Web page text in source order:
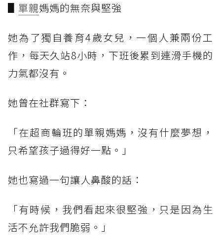
▋ 單親媽媽的無奈與堅強
她為了獨自養育4歲女兒，一個人兼兩份工
作，每天久站8小時，下班後累到連滑手機的
力氣都沒有。
她曾在社群寫下：
「在超商輪班的單親媽媽，沒有什麼夢想，
只希望孩子過得好一點。」
她也寫過一句讓人鼻酸的話：
「有時候，我們看起來很堅強，只是因為生
活不允許我們脆弱。」